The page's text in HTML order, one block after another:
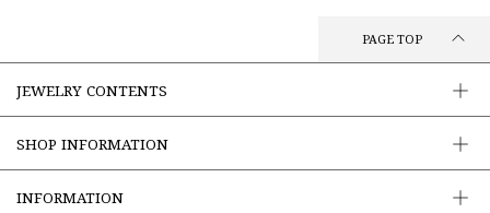
PAGE TOP
JEWELRY CONTENTS
SHOP INFORMATION
INFORMATION